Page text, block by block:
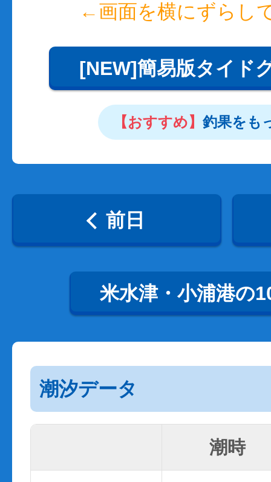
←画面を横にずらし
[NEW]簡易版タイド
【おすすめ】 釣果をも
前日
米水津・小浦港の
潮汐データ
潮時